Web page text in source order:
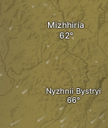
Nyzhnii Bystryi
Mizhhiria